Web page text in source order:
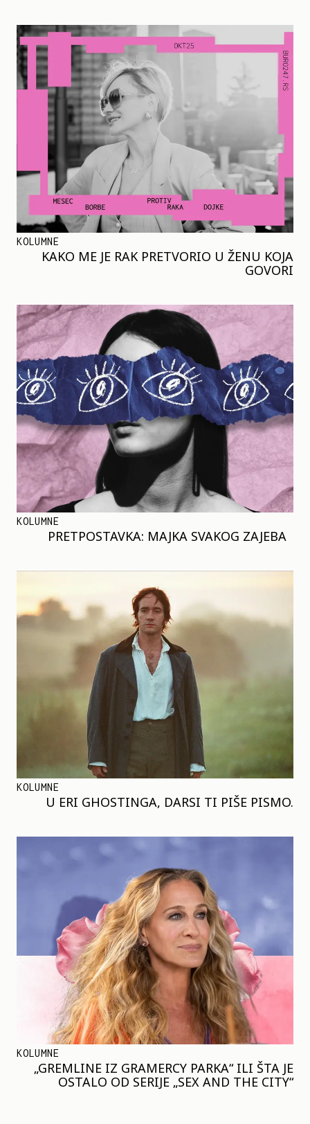
KOLUMNE
KAKO ME JE RAK PRETVORIO U ŽENU KOJA
GOVORI
KOLUMNE
PRETPOSTAVKA: MAJKA SVAKOG ZAJEBA
KOLUMNE
U ERI GHOSTINGA, DARSI TI PIŠE PISMO.
KOLUMNE
„GREMLINE IZ GRAMERCY PARKA“ ILI ŠTA JE
OSTALO OD SERIJE „SEX AND THE CITY“